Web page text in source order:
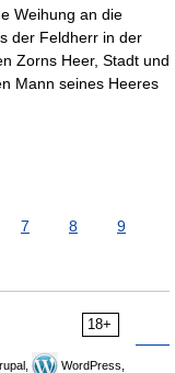
Weihung an die
der Feldherr in der
Zorns Heer, Stadt und
Mann seines Heeres
7 8
9
18+
WordPress,